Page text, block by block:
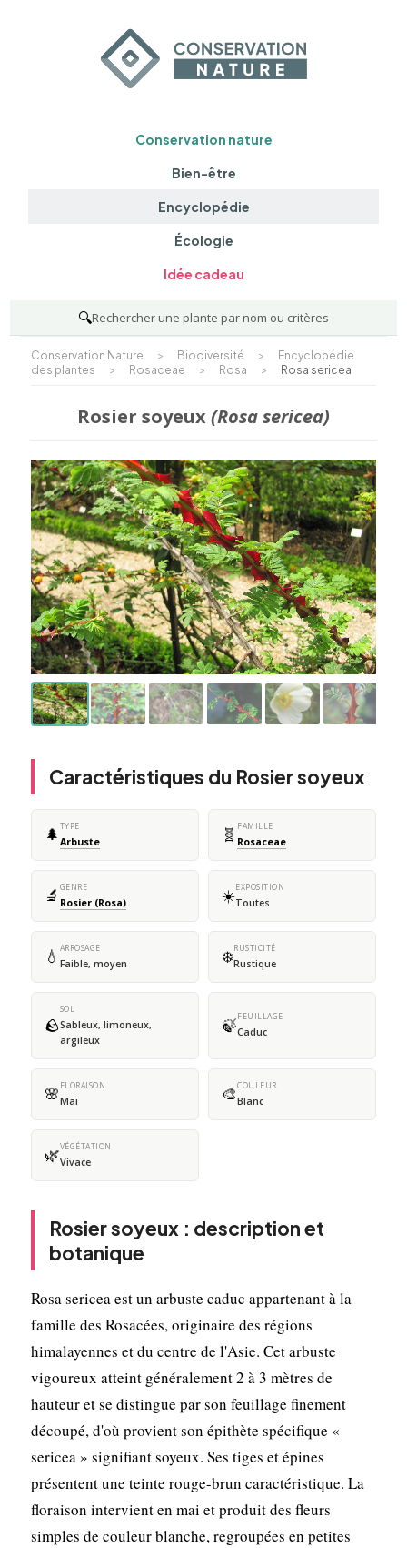
Conservation nature
Bien-être
Encyclopédie
Écologie
Idée cadeau
🔍Rechercher une plante par nom ou critères
Conservation Nature > Biodiversité >
Encyclopédie
des plantes
> Rosaceae > Rosa > Rosa sericea
Rosier soyeux(Rosa sericea)
Caractéristiques du Rosier soyeux
🌲 TYPE
Arbuste 🧬 FAMILLE
Rosaceae
🔬 GENRE
Rosier (Rosa) ☀️EXPOSITION
Toutes
💧 ARROSAGE
Faible, moyen ❄️RUSTICITÉ
Rustique
🪨
SOL
Sableux, limoneux,
argileux
🍃FEUILLAGE
Caduc
🌸 FLORAISON
Mai 🎨COULEUR
Blanc
🌿VÉGÉTATION
Vivace
Rosier soyeux : description et
botanique
Rosa sericea est un arbuste caduc appartenant à la
famille des Rosacées, originaire des régions
himalayennes et du centre de l'Asie. Cet arbuste
vigoureux atteint généralement 2 à 3 mètres de
hauteur et se distingue par son feuillage finement
découpé, d'où provient son épithète spécifique «
sericea » signifiant soyeux. Ses tiges et épines
présentent une teinte rouge-brun caractéristique. La
floraison intervient en mai et produit des fleurs
simples de couleur blanche, regroupées en petites